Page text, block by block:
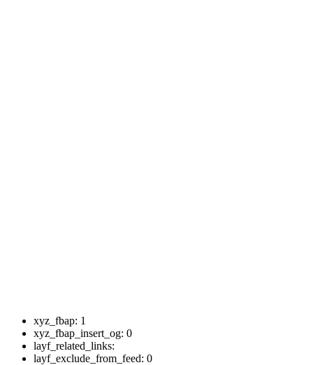
xyz_fbap: 1
xyz_fbap_insert_og: 0
layf_related_links:
layf_exclude_from_feed: 0